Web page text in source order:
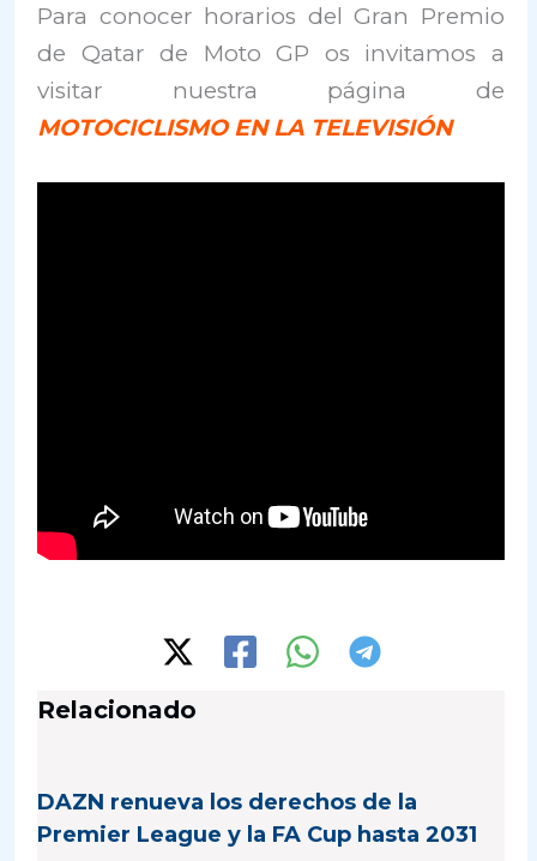
Para conocer horarios del Gran Premio
de Qatar de Moto GP os invitamos a
visitar nuestra página de
MOTOCICLISMO EN LA TELEVISIÓN
Relacionado
DAZN renueva los derechos de la
Premier League y la FA Cup hasta 2031